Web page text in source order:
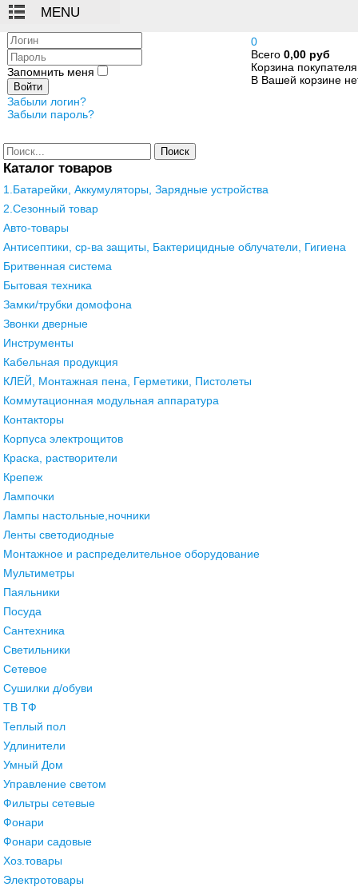
0
Всего 0,00 руб
Корзина покупателя
В Вашей корзине
Логин
Пароль
Запомнить меня
Войти
Забыли логин?
Забыли пароль?
Поиск
Каталог товаров
1.Батарейки, Аккумуляторы, Зарядные устройства
2.Сезонный товар
Авто-товары
Антисептики, ср-ва защиты, Бактерицидные облучатели, Гигиена
Бритвенная система
Бытовая техника
Замки/трубки домофона
Звонки дверные
Инструменты
Кабельная продукция
КЛЕЙ, Монтажная пена, Герметики, Пистолеты
Коммутационная модульная аппаратура
Контакторы
Корпуса электрощитов
Краска, растворители
Крепеж
Лампочки
Лампы настольные,ночники
Ленты светодиодные
Монтажное и распределительное оборудование
Мультиметры
Паяльники
Посуда
Сантехника
Светильники
Сетевое
Сушилки д/обуви
ТВ ТФ
Теплый пол
Удлинители
Умный Дом
Управление светом
Фильтры сетевые
Фонари
Фонари садовые
Хоз.товары
Электротовары